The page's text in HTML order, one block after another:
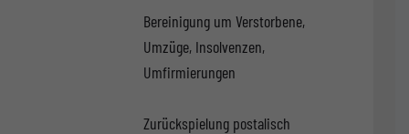
Bereinigung um Verstorbene,
Umzüge, Insolvenzen,
Umfirmierungen
Zurückspielung postalisch